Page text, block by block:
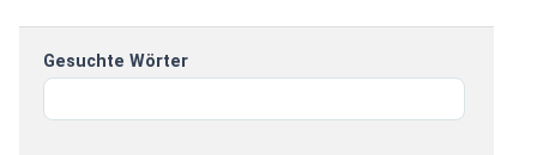
Gesuchte Wörter